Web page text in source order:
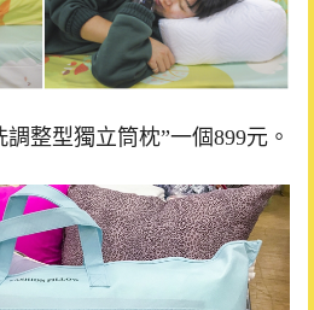
整型獨立筒枕”一個899元。